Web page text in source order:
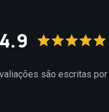
4.9
são escritas